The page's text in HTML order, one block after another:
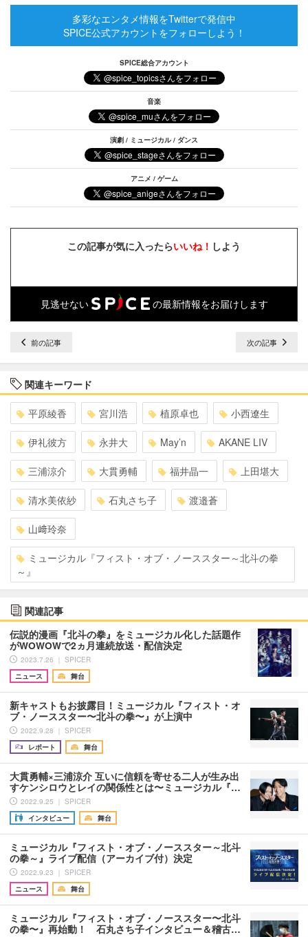
多彩なエンタメ情報をTwitterで発信中
SPICE公式アカウントをフォローしよう！
SPICE総合アカウント
音楽
演劇 / ミュージカル / ダンス
アニメ / ゲーム
この記事が気に入ったらいいね！ しよう
見逃せない の最新情報をお届けします
前の記事 次の記事
関連キーワード
平原綾香 宮川浩 植原卓也 小西遼生
伊礼彼方 永井大 May’n AKANE LIV
三浦涼介 大貫勇輔 福井晶一 上田堪大
清水美依紗 石丸さち子 渡邉蒼
山﨑玲奈
ミュージカル『フィスト・オブ・ノーススター～北斗の拳
～』
関連記事
伝説的漫画『北斗の拳』をミュージカル化した話題作
がWOWOWで2ヵ月連続放送・配信決定
2023.7.26 ｜ SPICER
ニュース
舞台
新キャストもお披露目！ミュージカル『フィスト・オ
ブ・ノーススター〜北斗の拳〜』が上演中
2022.9.28 ｜ SPICER
レポート
舞台
大貫勇輔×三浦涼介 互いに信頼を寄せる二人が生み出
すケンシロウとレイの関係性とは〜ミュージカル『…
2022.9.25 ｜ SPICER
インタビュー
舞台
ミュージカル『フィスト・オブ・ノーススター～北斗
の拳～』ライブ配信（アーカイブ付）決定
2022.9.23 ｜ SPICER
ニュース
舞台
ミュージカル『フィスト・オブ・ノーススター〜北斗
の拳〜』再始動！ 石丸さち子インタビュー＆稽古…